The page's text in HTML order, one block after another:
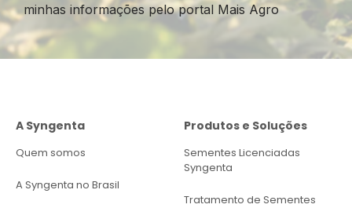
minhas informações pelo portal Mais Agro
A Syngenta
Quem somos
A Syngenta no Brasil
Produtos e Soluções
Sementes Licenciadas
Syngenta
Tratamento de Sementes